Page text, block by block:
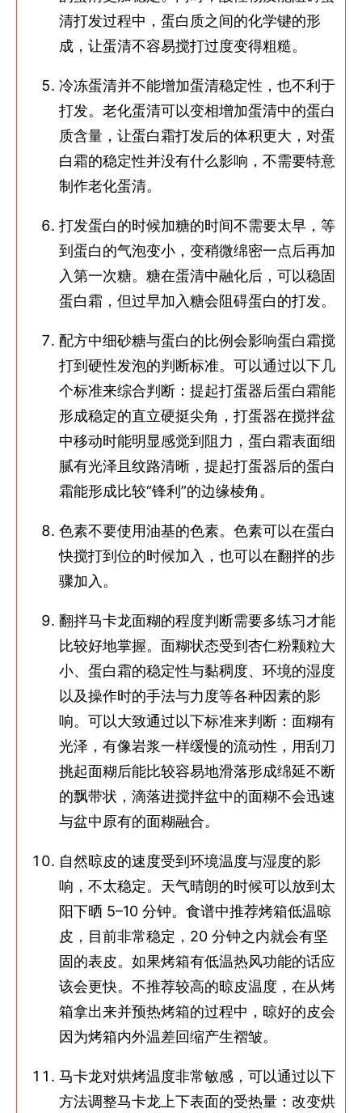
清打发过程中，蛋白质之间的化学键的形
成，让蛋清不容易搅打过度变得粗糙。
冷冻蛋清并不能增加蛋清稳定性，也不利于
打发。老化蛋清可以变相增加蛋清中的蛋白
质含量，让蛋白霜打发后的体积更大，对蛋
白霜的稳定性并没有什么影响，不需要特意
制作老化蛋清。
打发蛋白的时候加糖的时间不需要太早，等
到蛋白的气泡变小，变稍微绵密一点后再加
入第一次糖。糖在蛋清中融化后，可以稳固
蛋白霜，但过早加入糖会阻碍蛋白的打发。
配方中细砂糖与蛋白的比例会影响蛋白霜搅
打到硬性发泡的判断标准。可以通过以下几
个标准来综合判断：提起打蛋器后蛋白霜能
形成稳定的直立硬挺尖角，打蛋器在搅拌盆
中移动时能明显感觉到阻力，蛋白霜表面细
腻有光泽且纹路清晰，提起打蛋器后的蛋白
霜能形成比较“锋利”的边缘棱角。
色素不要使用油基的色素。色素可以在蛋白
快搅打到位的时候加入，也可以在翻拌的步
骤加入。
翻拌马卡龙面糊的程度判断需要多练习才能
比较好地掌握。面糊状态受到杏仁粉颗粒大
小、蛋白霜的稳定性与黏稠度、环境的湿度
以及操作时的手法与力度等各种因素的影
响。可以大致通过以下标准来判断：面糊有
光泽，有像岩浆一样缓慢的流动性，用刮刀
挑起面糊后能比较容易地滑落形成绵延不断
的飘带状，滴落进搅拌盆中的面糊不会迅速
与盆中原有的面糊融合。
自然晾皮的速度受到环境温度与湿度的影
响，不太稳定。天气晴朗的时候可以放到太
阳下晒 5–10 分钟。食谱中推荐烤箱低温晾
皮，目前非常稳定，20 分钟之内就会有坚
固的表皮。如果烤箱有低温热风功能的话应
该会更快。不推荐较高的晾皮温度，在从烤
箱拿出来并预热烤箱的过程中，晾好的皮会
因为烤箱内外温差回缩产生褶皱。
马卡龙对烘烤温度非常敏感，可以通过以下
方法调整马卡龙上下表面的受热量：改变烘